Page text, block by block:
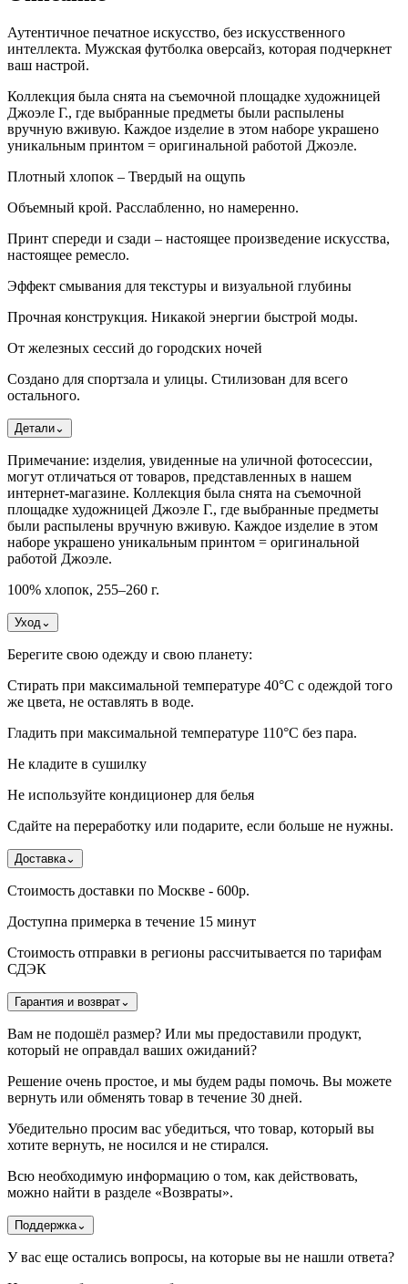
Аутентичное печатное искусство, без искусственного
интеллекта. Мужская футболка оверсайз, которая подчеркнет
ваш настрой.
Коллекция была снята на съемочной площадке художницей
Джоэле Г., где выбранные предметы были распылены
вручную вживую. Каждое изделие в этом наборе украшено
уникальным принтом = оригинальной работой Джоэле.
Плотный хлопок – Твердый на ощупь
Объемный крой. Расслабленно, но намеренно.
Принт спереди и сзади – настоящее произведение искусства,
настоящее ремесло.
Эффект смывания для текстуры и визуальной глубины
Прочная конструкция. Никакой энергии быстрой моды.
От железных сессий до городских ночей
Создано для спортзала и улицы. Стилизован для всего
остального.
Детали⌄
Примечание: изделия, увиденные на уличной фотосессии,
могут отличаться от товаров, представленных в нашем
интернет-магазине. Коллекция была снята на съемочной
площадке художницей Джоэле Г., где выбранные предметы
были распылены вручную вживую. Каждое изделие в этом
наборе украшено уникальным принтом = оригинальной
работой Джоэле.
100% хлопок, 255–260 г.
Уход ⌄
Берегите свою одежду и свою планету:
Стирать при максимальной температуре 40°C с одеждой того
же цвета, не оставлять в воде.
Гладить при максимальной температуре 110°С без пара.
Не кладите в сушилку
Не используйте кондиционер для белья
Сдайте на переработку или подарите, если больше не нужны.
Доставка⌄
Стоимость доставки по Москве - 600р.
Доступна примерка в течение 15 минут
Стоимость отправки в регионы рассчитывается по тарифам
СДЭК
Гарантия и возврат⌄
Вам не подошёл размер? Или мы предоставили продукт,
который не оправдал ваших ожиданий?
Решение очень простое, и мы будем рады помочь. Вы можете
вернуть или обменять товар в течение 30 дней.
Убедительно просим вас убедиться, что товар, который вы
хотите вернуть, не носился и не стирался.
Всю необходимую информацию о том, как действовать,
можно найти в разделе «Возвраты».
Поддержка⌄
У вас еще остались вопросы, на которые вы не нашли ответа?